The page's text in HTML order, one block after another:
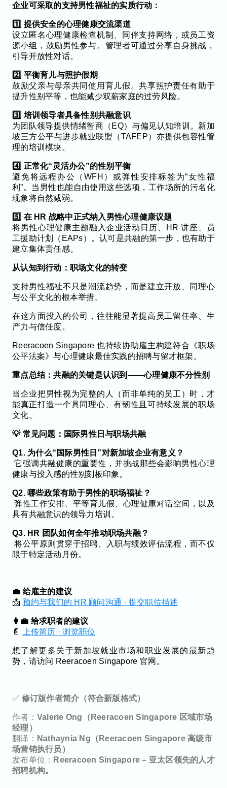
企业可采取的支持男性福祉的实质行动：
1️⃣ 提供安全的心理健康交流渠道
设立匿名心理健康检查机制、同伴支持网络，或员工资
源小组，鼓励男性参与。管理者可通过分享自身挑战，
引导开放性对话。
2️⃣ 平衡育儿与照护假期
鼓励父亲与母亲共同使用育儿假。共享照护责任有助于
提升性别平等，也能减少双薪家庭的过劳风险。
3️⃣ 培训领导者具备性别共融意识
为团队领导提供情绪智商（EQ）与偏见认知培训。新加
坡三方公平与进步就业联盟（TAFEP）亦提供包容性管
理的培训模块。
4️⃣ 正常化“灵活办公”的性别平衡
避免将远程办公（WFH）或弹性安排标签为“女性福
利”。当男性也能自由使用这些选项，工作场所的污名化
现象将自然减弱。
5️⃣ 在 HR 战略中正式纳入男性心理健康议题
将男性心理健康主题融入企业活动日历、HR 讲座、员
工援助计划（EAPs）。认可是共融的第一步，也有助于
建立集体责任感。
从认知到行动：职场文化的转变
支持男性福祉不只是潮流趋势，而是建立开放、同理心
与公平文化的根本举措。
在这方面投入的公司，往往能显著提高员工留任率、生
产力与信任度。
Reeracoen Singapore 也持续协助雇主构建符合《职场
公平法案》与心理健康最佳实践的招聘与留才框架。
重点总结：共融的关键是认识到——心理健康不分性别
当企业把男性视为完整的人（而非单纯的员工）时，才
能真正打造一个具同理心、有韧性且可持续发展的职场
文化。
💡 常见问题：国际男性日与职场共融
Q1. 为什么“国际男性日”对新加坡企业有意义？
它强调共融健康的重要性，并挑战那些会影响男性心理
健康与投入感的性别刻板印象。
Q2. 哪些政策有助于男性的职场福祉？
弹性工作安排、平等育儿假、心理健康对话空间，以及
具有共融意识的领导力培训。
Q3. HR 团队如何全年推动职场共融？
将公平原则贯穿于招聘、入职与绩效评估流程，而不仅
限于特定活动月份。
💼 给雇主的建议
📩 预约与我们的 HR 顾问沟通 · 提交职位描述
👩‍💼 给求职者的建议
📄
上传简历 · 浏览职位
想了解更多关于新加坡就业市场和职业发展的最新趋
势，请访问 Reeracoen Singapore 官网。
✅ 修订版作者简介（符合新版格式）
作者： Valerie Ong（Reeracoen Singapore 区域市场
经理）
翻译： Nathaynia Ng（Reeracoen Singapore 高级市
场营销执行员）
发布单位： Reeracoen Singapore – 亚太区领先的人才
招聘机构。